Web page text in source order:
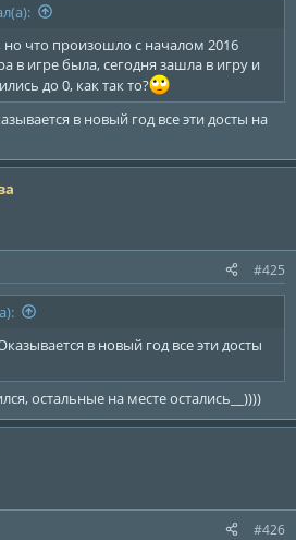
что произошло с началом 2016
в игре была, сегодня зашла в игру и
до 0, как так то?
в новый год все эти досты на
#425
в новый год все эти досты
остальные на месте остались__))))
#426